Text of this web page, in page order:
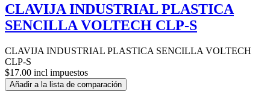
CLAVIJA INDUSTRIAL PLASTICA
SENCILLA VOLTECH CLP-S
CLAVIJA INDUSTRIAL PLASTICA SENCILLA VOLTECH
CLP-S
$17.00 incl impuestos
Añadir a la lista de comparación